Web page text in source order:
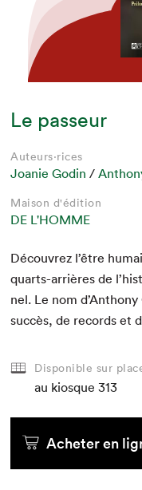
Le passeur
Auteurs·rices
Joanie Godin /
Maison d'édition
DE L'HOMME
Décou­vrez l’être
quarts-arrières de
nel. Le nom
suc­cès, de records et
Disponible sur
au kiosque 313
Acheter en